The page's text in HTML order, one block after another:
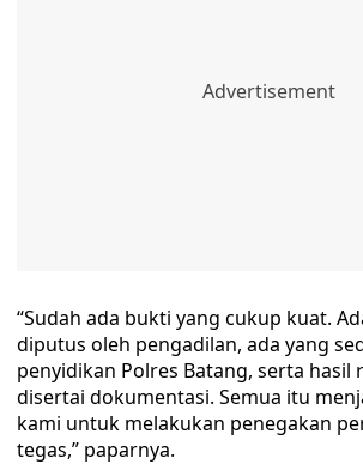
“Sudah ada bukti yang cukup kuat.
diputus oleh pengadilan, ada yang
penyidikan Polres Batang, serta hasil
disertai dokumentasi. Semua itu
kami untuk melakukan penegakan
tegas,” paparnya.